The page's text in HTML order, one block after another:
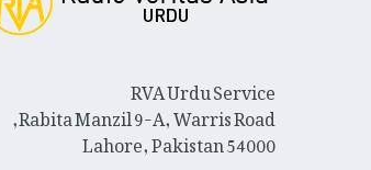
RVA Urdu Service
Rabita Manzil 9-A, Warris Road,
Lahore, Pakistan 54000